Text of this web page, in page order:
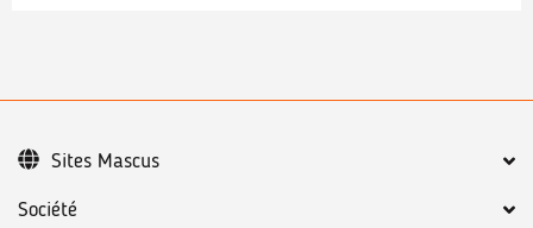
Société
Sites Mascus